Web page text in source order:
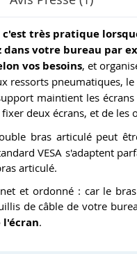
c'est très pratique
dans votre bureau par
vos besoins, et
ressorts pneumatiques, le
maintient les
deux écrans, et de
bras articulé peut
VESA s'adaptent
articulé.
et ordonné : car le
de câble de votre
l'écran.